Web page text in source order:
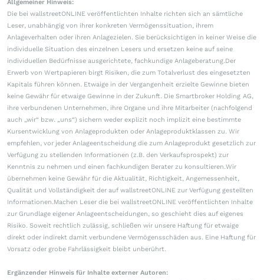
Allgemeiner Hinweis:
Die bei wallstreetONLINE veröffentlichten Inhalte richten sich an sämtliche
Leser, unabhängig von ihrer konkreten Vermögenssituation, ihrem
Anlageverhalten oder ihren Anlagezielen. Sie berücksichtigen in keiner Weise die
individuelle Situation des einzelnen Lesers und ersetzen keine auf seine
individuellen Bedürfnisse ausgerichtete, fachkundige Anlageberatung.Der
Erwerb von Wertpapieren birgt Risiken, die zum Totalverlust des eingesetzten
Kapitals führen können. Etwaige in der Vergangenheit erzielte Gewinne bieten
keine Gewähr für etwaige Gewinne in der Zukunft. Die Smartbroker Holding AG,
ihre verbundenen Unternehmen, ihre Organe und ihre Mitarbeiter (nachfolgend
auch „wir“ bzw. „uns“) sichern weder explizit noch implizit eine bestimmte
Kursentwicklung von Anlageprodukten oder Anlageproduktklassen zu. Wir
empfehlen, vor jeder Anlageentscheidung die zum Anlageprodukt gesetzlich zur
Verfügung zu stellenden Informationen (z.B. den Verkaufsprospekt) zur
Kenntnis zu nehmen und einen fachkundigen Berater zu konsultieren.Wir
übernehmen keine Gewähr für die Aktualität, Richtigkeit, Angemessenheit,
Qualität und Vollständigkeit der auf wallstreetONLINE zur Verfügung gestellten
Informationen.Machen Leser die bei wallstreetONLINE veröffentlichten Inhalte
zur Grundlage eigener Anlageentscheidungen, so geschieht dies auf eigenes
Risiko. Soweit rechtlich zulässig, schließen wir unsere Haftung für etwaige
direkt oder indirekt damit verbundene Vermögensschäden aus. Eine Haftung für
Vorsatz oder grobe Fahrlässigkeit bleibt unberührt.
Ergänzender Hinweis für Inhalte externer Autoren: